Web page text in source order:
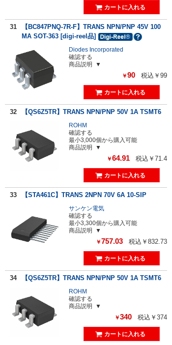
31
【BC847PNQ-7R-F】TRANS NPN/PNP 45V 100
MA SOT-363 [digi-reel品]
Diodes Incorporated
確認する
商品説明
￥90 税込￥99
32 【QS6Z5TR】TRANS NPN/PNP 50V 1A TSMT6
ROHM
確認する
最小3,000個から購入可能
商品説明
￥64.91 税込￥71.4
33 【STA461C】TRANS 2NPN 70V 6A 10-SIP
サンケン電気
確認する
最小3,300個から購入可能
商品説明
￥757.03 税込￥832.73
34 【QS6Z5TR】TRANS NPN/PNP 50V 1A TSMT6
ROHM
確認する
商品説明
￥340 税込￥374